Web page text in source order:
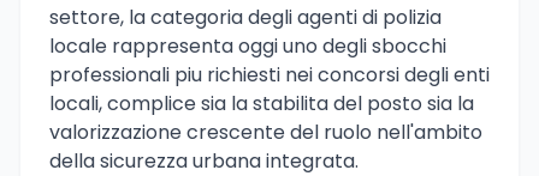
settore, la categoria degli agenti di polizia
locale rappresenta oggi uno degli sbocchi
professionali piu richiesti nei concorsi degli enti
locali, complice sia la stabilita del posto sia la
valorizzazione crescente del ruolo nell'ambito
della sicurezza urbana integrata.